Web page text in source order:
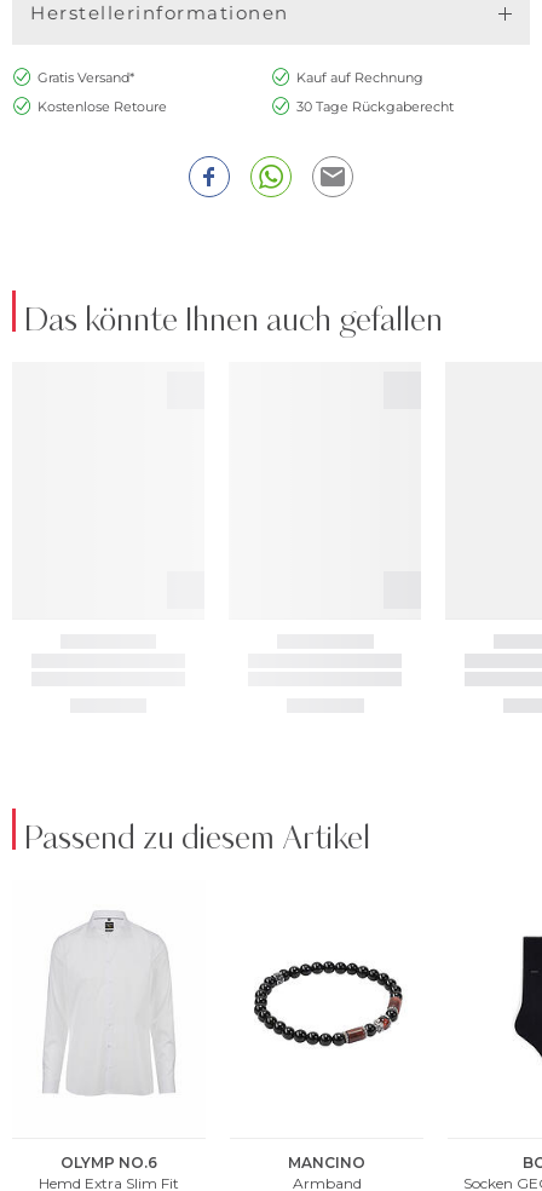
Herstellerinformationen
Gratis Versand*
Kauf auf Rechnung
Kostenlose Retoure
30 Tage Rückgaberecht
Das könnte Ihnen auch gefallen
Passend zu diesem Artikel